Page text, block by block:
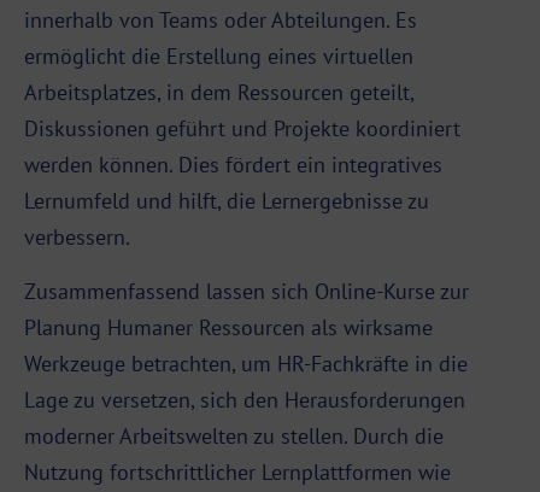
innerhalb von Teams oder Abteilungen. Es
ermöglicht die Erstellung eines virtuellen
Arbeitsplatzes, in dem Ressourcen geteilt,
Diskussionen geführt und Projekte koordiniert
werden können. Dies fördert ein integratives
Lernumfeld und hilft, die Lernergebnisse zu
verbessern.
Zusammenfassend lassen sich Online-Kurse zur
Planung Humaner Ressourcen als wirksame
Werkzeuge betrachten, um HR-Fachkräfte in die
Lage zu versetzen, sich den Herausforderungen
moderner Arbeitswelten zu stellen. Durch die
Nutzung fortschrittlicher Lernplattformen wie